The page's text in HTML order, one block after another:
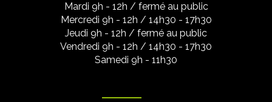
Mardi 9h - 12h / fermé au public
Mercredi 9h - 12h / 14h30 - 17h30
Jeudi 9h - 12h / fermé au public
Vendredi 9h - 12h / 14h30 - 17h30
Samedi 9h - 11h30